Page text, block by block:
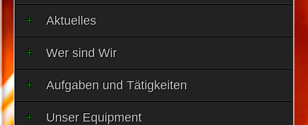
Aktuelles
Wer sind Wir
Aufgaben und Tätigkeiten
Unser Equipment